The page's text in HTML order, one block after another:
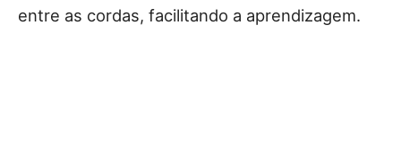
entre as cordas, facilitando a aprendizagem.